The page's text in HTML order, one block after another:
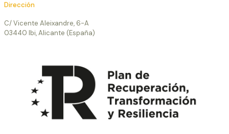
Dirección
C/ Vicente Aleixandre, 6-A
03440 Ibi, Alicante (España)